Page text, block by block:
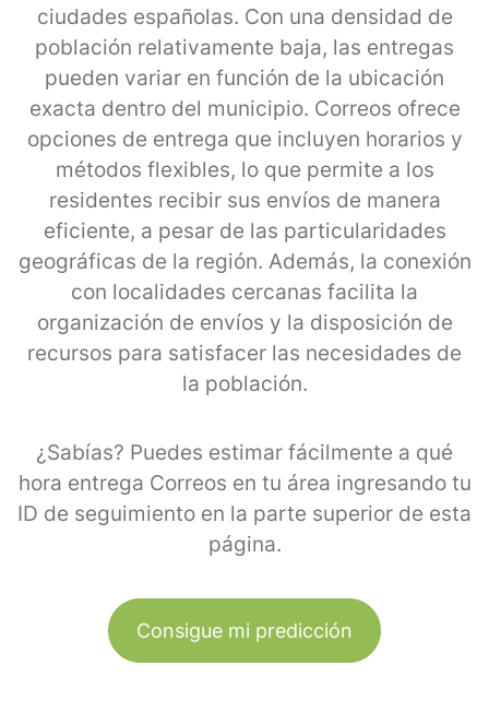
ciudades españolas. Con una densidad de
población relativamente baja, las entregas
pueden variar en función de la ubicación
exacta dentro del municipio. Correos ofrece
opciones de entrega que incluyen horarios y
métodos flexibles, lo que permite a los
residentes recibir sus envíos de manera
eficiente, a pesar de las particularidades
geográficas de la región. Además, la conexión
con localidades cercanas facilita la
organización de envíos y la disposición de
recursos para satisfacer las necesidades de
la población.
¿Sabías? Puedes estimar fácilmente a qué
hora entrega Correos en tu área ingresando tu
ID de seguimiento en la parte superior de esta
página.
Consigue mi predicción